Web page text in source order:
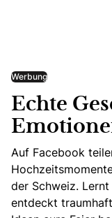
Werbung
Echte
Auf Facebook
der Schweiz.
entdeckt